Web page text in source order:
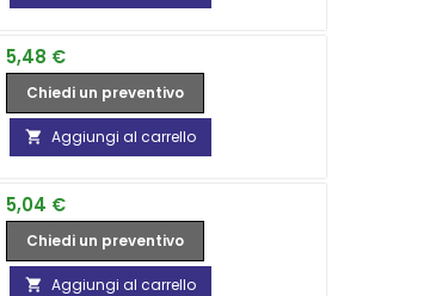
Prezzo
5,48 €
Chiedi un preventivo
 Aggiungi al carrello
Prezzo
5,04 €
Chiedi un preventivo
 Aggiungi al carrello